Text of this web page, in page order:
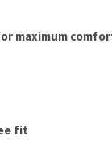
maximum
fit